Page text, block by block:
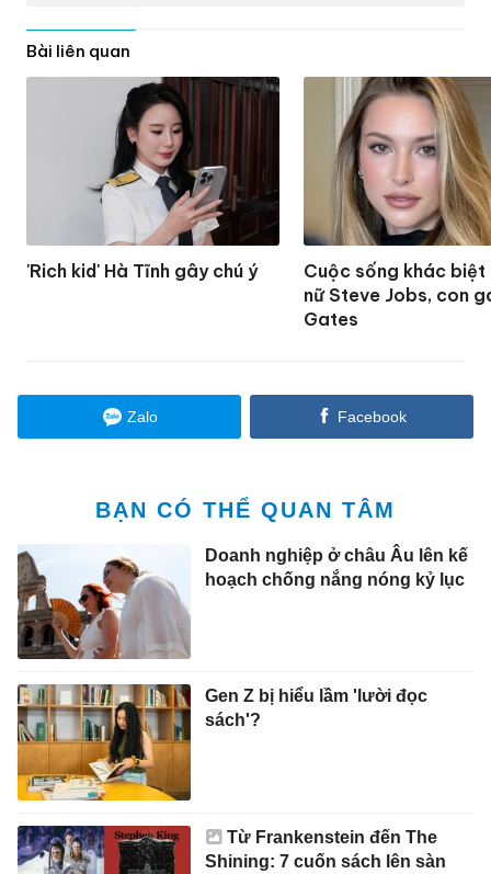
Bài liên quan
'Rich kid' Hà Tĩnh gây chú ý
Cuộc sống khác biệt
nữ Steve Jobs, con
Gates
Zalo Facebook
BẠN CÓ THỂ QUAN TÂM
Doanh nghiệp ở châu Âu lên kế
hoạch chống nắng nóng kỷ lục
Gen Z bị hiểu lầm 'lười đọc
sách'?
Từ Frankenstein đến The
Shining: 7 cuốn sách lên sàn